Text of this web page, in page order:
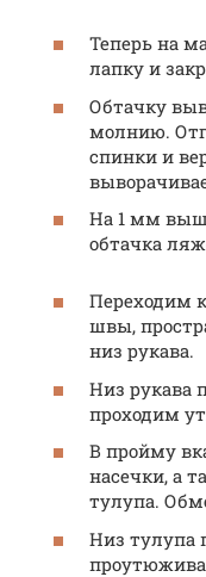
Теперь на
лапку и
Обтачку
молнию.
спинки и
На 1 мм
обтачка
Переходим
швы,
низ рукава.
Низ рукава
проходим
В пройму
насечки, а
тулупа.
Низ тулупа